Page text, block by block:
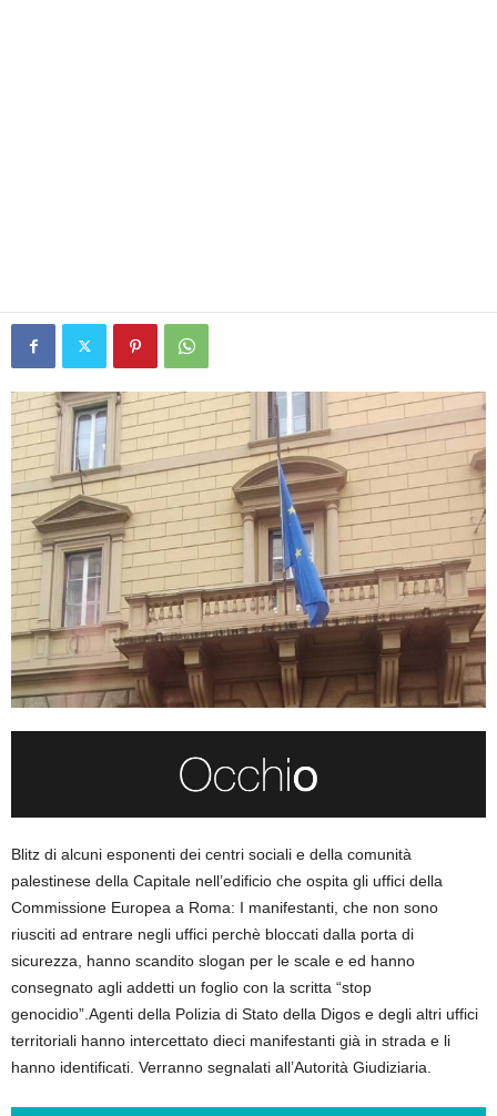
Blitz di alcuni esponenti dei centri sociali e della comunità
palestinese della Capitale nell’edificio che ospita gli uffici della
Commissione Europea a Roma: I manifestanti, che non sono
riusciti ad entrare negli uffici perchè bloccati dalla porta di
sicurezza, hanno scandito slogan per le scale e ed hanno
consegnato agli addetti un foglio con la scritta “stop
genocidio”.Agenti della Polizia di Stato della Digos e degli altri uffici
territoriali hanno intercettato dieci manifestanti già in strada e li
hanno identificati. Verranno segnalati all’Autorità Giudiziaria.